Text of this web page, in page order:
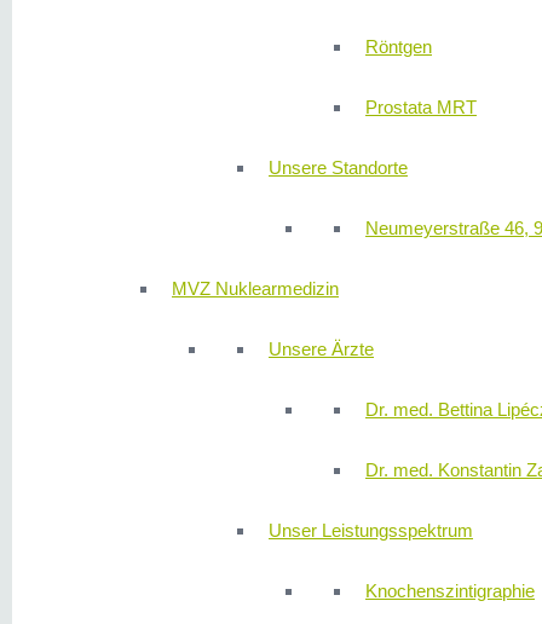
Röntgen
Prostata MRT
Unsere Standorte
Neumeyerstraße 46,
MVZ Nuklearmedizin
Unsere Ärzte
Dr. med. Bettina
Dr. med. Konstantin
Unser Leistungsspektrum
Knochenszintigraphie